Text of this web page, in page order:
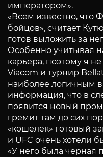
императором».
«Всем известно, что
бойцов», считает
готов выложить за
Особенно учитывая
карьера, поэтому я
Viacom и турнир
наиболее логичным
информация, что в
появится новый
гремит там до сих
«кошелек» готовый
и UFC очень хотели
«У него была черная